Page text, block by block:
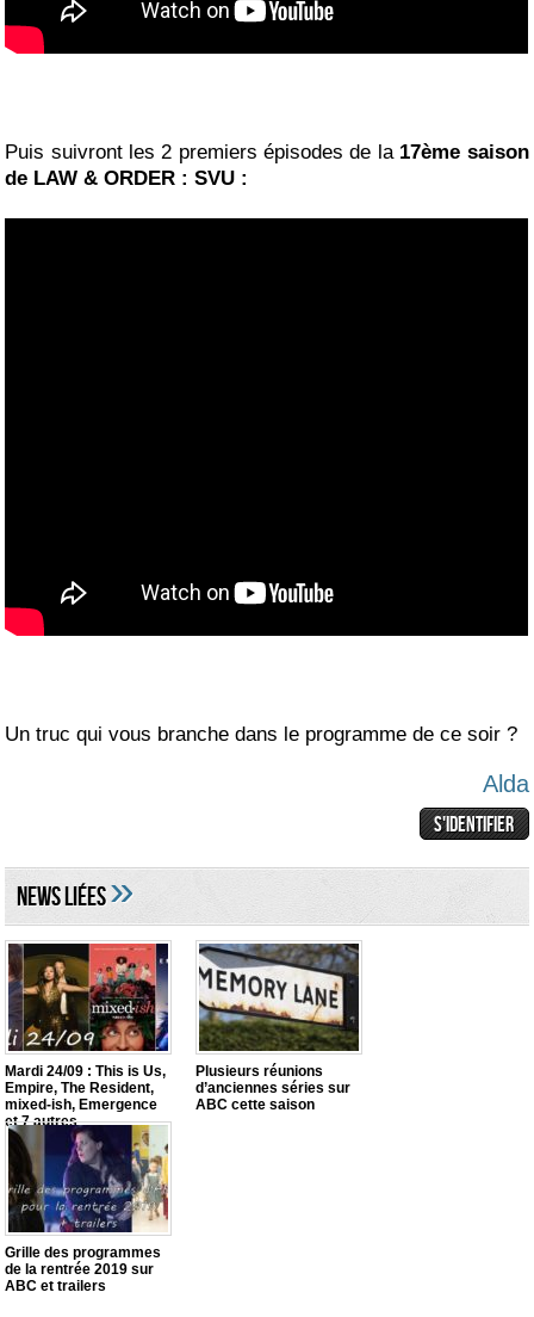
Puis suivront les 2 premiers épisodes de la 17ème saison
de LAW & ORDER : SVU :
Un truc qui vous branche dans le programme de ce soir ?
Alda
NEWS LIéES»
Mardi 24/09 : This is Us,
Empire, The Resident,
mixed-ish, Emergence
et 7 autres
Plusieurs réunions
d’anciennes séries sur
ABC cette saison
Grille des programmes
de la rentrée 2019 sur
ABC et trailers